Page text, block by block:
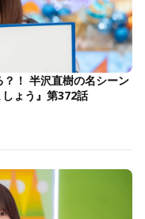
！ 半沢直樹の名シーン
ょう』第372話